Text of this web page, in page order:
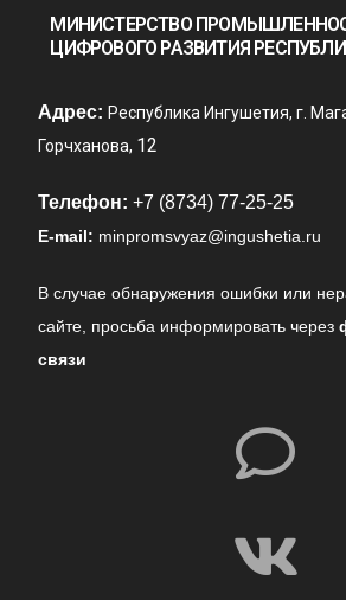
МИНИСТЕРСТВО
ЦИФРОВОГО РАЗВИТИЯ
Адрес: Республика Ингушетия, г.
Горчханова, 12
Телефон: +7 (8734) 77-25-25
E-mail: minpromsvyaz@ingushetia.ru
В случае обнаружения ошибки или
сайте, просьба информировать через
связи